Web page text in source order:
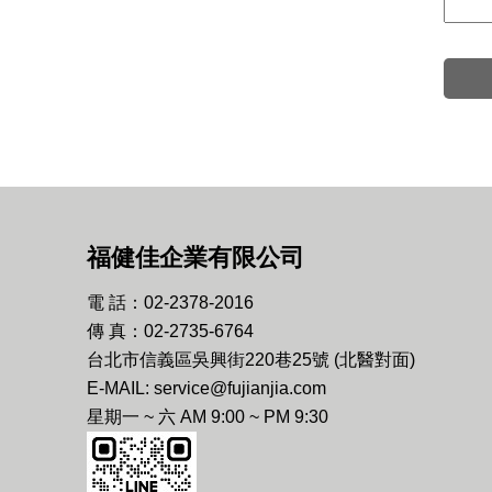
福健佳企業有限公司
電 話：02-2378-2016
傳 真：02-2735-6764
台北市信義區吳興街220巷25號 (北醫對面)
E-MAIL: service@fujianjia.com
星期一 ~ 六 AM 9:00 ~ PM 9:30